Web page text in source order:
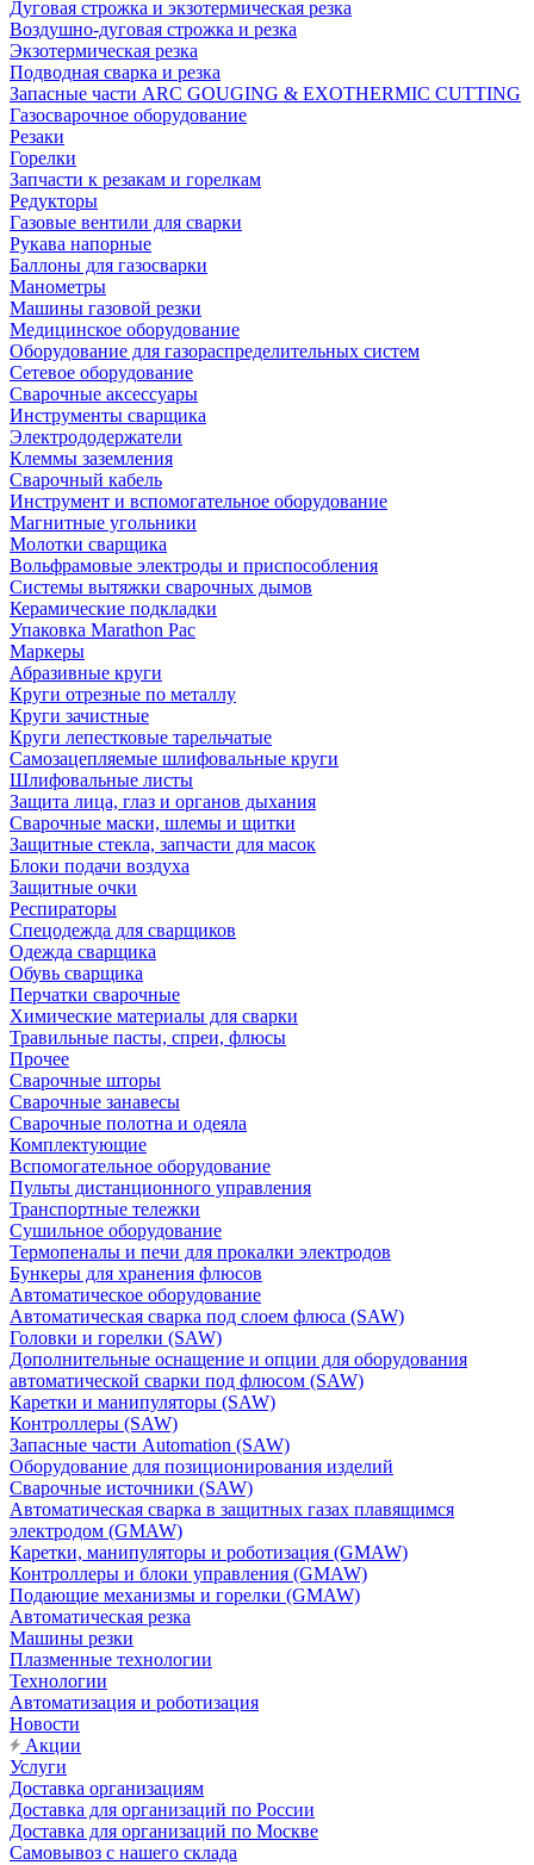
Дуговая строжка и экзотермическая резка
Воздушно-дуговая строжка и резка
Экзотермическая резка
Подводная сварка и резка
Запасные части ARC GOUGING & EXOTHERMIC CUTTING
Газосварочное оборудование
Резаки
Горелки
Запчасти к резакам и горелкам
Редукторы
Газовые вентили для сварки
Рукава напорные
Баллоны для газосварки
Манометры
Машины газовой резки
Медицинское оборудование
Оборудование для газораспределительных систем
Сетевое оборудование
Сварочные аксессуары
Инструменты сварщика
Электрододержатели
Клеммы заземления
Сварочный кабель
Инструмент и вспомогательное оборудование
Магнитные угольники
Молотки сварщика
Вольфрамовые электроды и приспособления
Системы вытяжки сварочных дымов
Керамические подкладки
Упаковка Marathon Pac
Маркеры
Абразивные круги
Круги отрезные по металлу
Круги зачистные
Круги лепестковые тарельчатые
Самозацепляемые шлифовальные круги
Шлифовальные листы
Защита лица, глаз и органов дыхания
Сварочные маски, шлемы и щитки
Защитные стекла, запчасти для масок
Блоки подачи воздуха
Защитные очки
Респираторы
Спецодежда для сварщиков
Одежда сварщика
Обувь сварщика
Перчатки сварочные
Химические материалы для сварки
Травильные пасты, спреи, флюсы
Прочее
Сварочные шторы
Сварочные занавесы
Сварочные полотна и одеяла
Комплектующие
Вспомогательное оборудование
Пульты дистанционного управления
Транспортные тележки
Сушильное оборудование
Термопеналы и печи для прокалки электродов
Бункеры для хранения флюсов
Автоматическое оборудование
Автоматическая сварка под слоем флюса (SAW)
Головки и горелки (SAW)
Дополнительные оснащение и опции для оборудования
автоматической сварки под флюсом (SAW)
Каретки и манипуляторы (SAW)
Контроллеры (SAW)
Запасные части Automation (SAW)
Оборудование для позиционирования изделий
Сварочные источники (SAW)
Автоматическая сварка в защитных газах плавящимся
электродом (GMAW)
Каретки, манипуляторы и роботизация (GMAW)
Контроллеры и блоки управления (GMAW)
Подающие механизмы и горелки (GMAW)
Автоматическая резка
Машины резки
Плазменные технологии
Технологии
Автоматизация и роботизация
Новости
Акции
Услуги
Доставка организациям
Доставка для организаций по России
Доставка для организаций по Москве
Самовывоз с нашего склада